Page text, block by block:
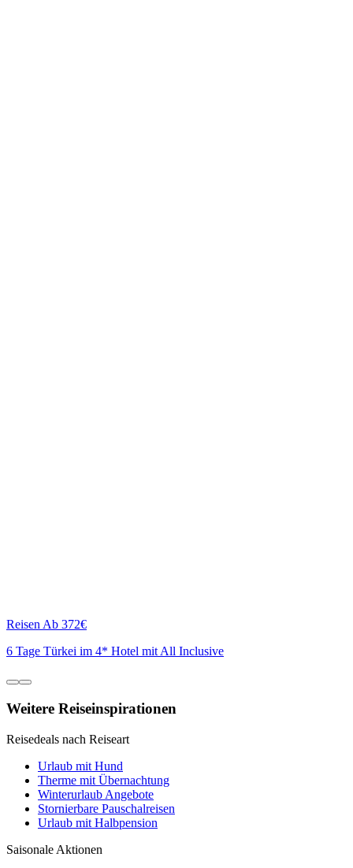
Reisen Ab 372€
6 Tage Türkei im 4* Hotel mit All Inclusive
Weitere Reiseinspirationen
Reisedeals nach Reiseart
Urlaub mit Hund
Therme mit Übernachtung
Winterurlaub Angebote
Stornierbare Pauschalreisen
Urlaub mit Halbpension
Saisonale Aktionen